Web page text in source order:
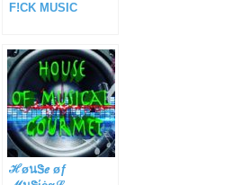
F!CK MUSIC
ℋøนᏕℯ øƒ